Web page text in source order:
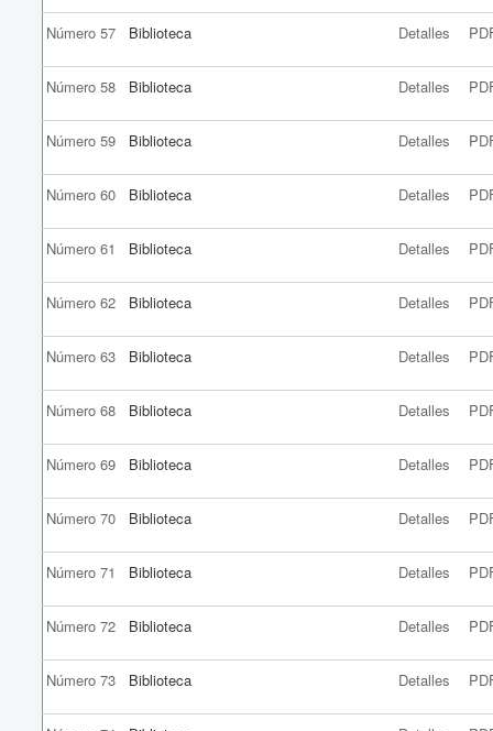
Número 57 Biblioteca Detalles
Número 58 Biblioteca Detalles
Número 59 Biblioteca Detalles
Número 60 Biblioteca Detalles
Número 61 Biblioteca Detalles
Número 62 Biblioteca Detalles
Número 63 Biblioteca Detalles
Número 68 Biblioteca Detalles
Número 69 Biblioteca Detalles
Número 70 Biblioteca Detalles
Número 71 Biblioteca Detalles
Número 72 Biblioteca Detalles
Número 73 Biblioteca Detalles